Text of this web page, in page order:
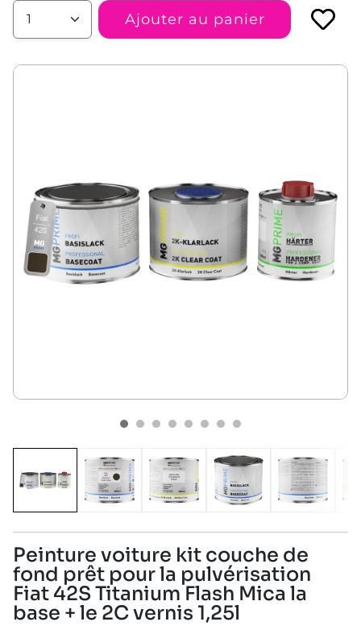
Ajouter au panier
Peinture voiture kit couche de
fond prêt pour la pulvérisation
Fiat 42S Titanium Flash Mica la
base + le 2C vernis 1,25l